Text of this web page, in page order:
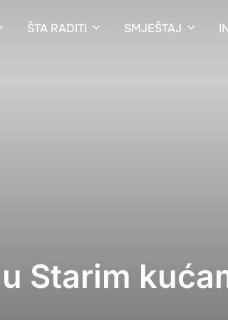
ŠTA RADITI SMJEŠTAJ
Starim